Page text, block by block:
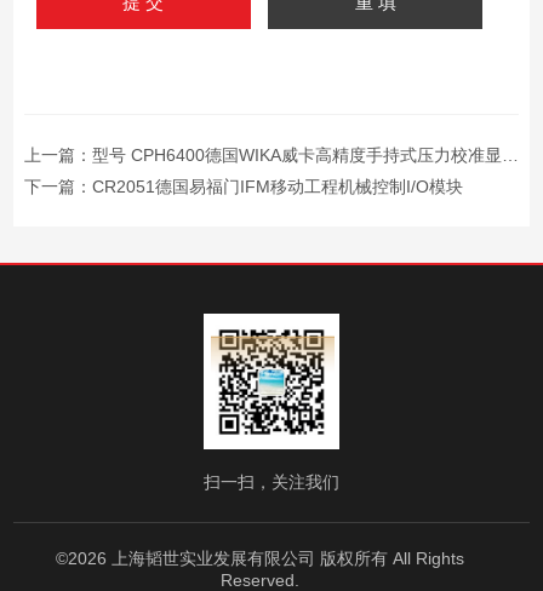
上一篇： 型号 CPH6400德国WIKA威卡高精度手持式压力校准显示仪
下一篇： CR2051德国易福门IFM移动工程机械控制I/O模块
扫一扫，关注我们
©2026 上海韬世实业发展有限公司 版权所有 All Rights
Reserved.